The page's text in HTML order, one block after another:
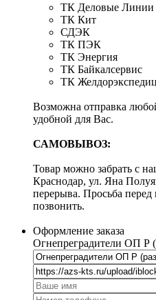
ТК Деловые Линии
ТК Кит
СДЭК
ТК ПЭК
ТК Энергия
ТК Байкалсервис
ТК
Возможна отправка
удобной для Вас.
САМОВЫВОЗ:
Товар можно забрать с
Краснодар, ул. Яна
перерыва. Просьба перед
позвонить.
Оформление заказа
Огнепреградители ОП Р